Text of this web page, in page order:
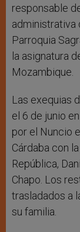
responsable
administrativa
Parroquia
la asignatura
Mozambique.
Las exequias
el 6 de junio
por el Nuncio
Cárdaba con
República,
Chapo. Los
trasladados a
su familia.